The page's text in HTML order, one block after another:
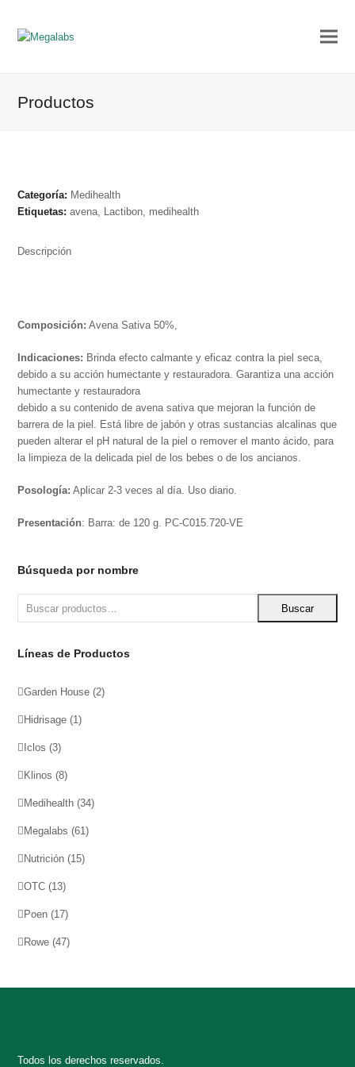
Productos
Categoría: Medihealth
Etiquetas: avena, Lactibon, medihealth
Descripción
Composición: Avena Sativa 50%,
Indicaciones: Brinda efecto calmante y eficaz contra la piel seca,
debido a su acción humectante y restauradora. Garantiza una acción
humectante y restauradora
debido a su contenido de avena sativa que mejoran la función de
barrera de la piel. Está libre de jabón y otras sustancias alcalinas que
pueden alterar el pH natural de la piel o remover el manto ácido, para
la limpieza de la delicada piel de los bebes o de los ancianos.
Posología: Aplicar 2-3 veces al día. Uso diario.
Presentación: Barra: de 120 g. PC-C015.720-VE
Búsqueda por nombre
Buscar
Líneas de Productos
Garden House (2)
Hidrisage (1)
Iclos (3)
Klinos (8)
Medihealth (34)
Megalabs (61)
Nutrición (15)
OTC (13)
Poen (17)
Rowe (47)
Todos los derechos reservados.